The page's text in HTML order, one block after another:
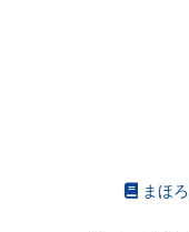
まほ